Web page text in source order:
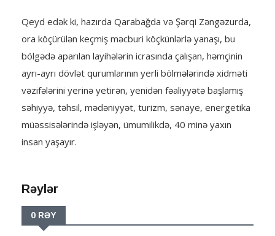
Qeyd edək ki, hazırda Qarabağda və Şərqi Zəngəzurda,
ora köçürülən keçmiş məcburi köçkünlərlə yanaşı, bu
bölgədə aparılan layihələrin icrasında çalışan, həmçinin
ayrı-ayrı dövlət qurumlarının yerli bölmələrində xidməti
vəzifələrini yerinə yetirən, yenidən fəaliyyətə başlamış
səhiyyə, təhsil, mədəniyyət, turizm, sənaye, energetika
müəssisələrində işləyən, ümumilikdə, 40 minə yaxın
insan yaşayır.
Rəylər
0 RƏY